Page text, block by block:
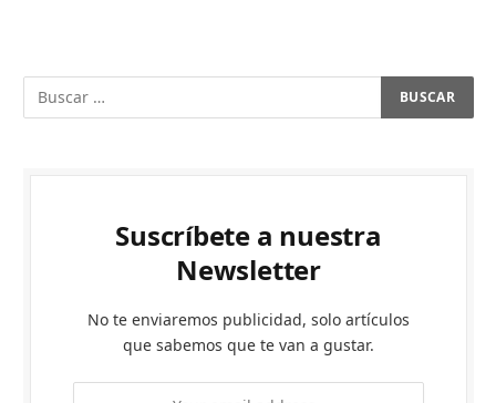
Suscríbete a nuestra
Newsletter
No te enviaremos publicidad, solo artículos
que sabemos que te van a gustar.